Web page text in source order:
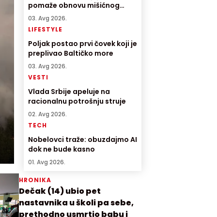
pomaže obnovu mišićnog
tkiva
03. Avg 2026.
LIFESTYLE
Poljak postao prvi čovek koji je
preplivao Baltičko more
03. Avg 2026.
VESTI
Vlada Srbije apeluje na
racionalnu potrošnju struje
02. Avg 2026.
TECH
Nobelovci traže: obuzdajmo AI
dok ne bude kasno
01. Avg 2026.
HRONIKA
Dečak (14) ubio pet
nastavnika u školi pa sebe,
prethodno usmrtio babu i